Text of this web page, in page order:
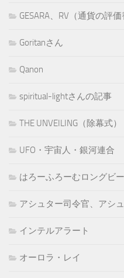
GESARA、RV（通貨の評価
Goritanさん
Qanon
spiritual-lightさんの記事
THE UNVEILING（除幕式）
UFO・宇宙人・銀河連合
はろーふろーむロングビ
アシュター司令官、アシ
インテルアラート
オーロラ・レイ